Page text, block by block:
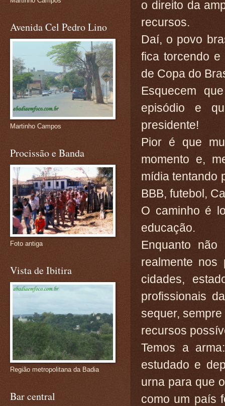
o direito da
recursos.
Daí, o povo
fica torcendo e
de Copa do
Esquecem
episódio e
presidente!
Pior é que
momento e,
mídia tentando
BBB, futebol,
O caminho é
educação.
Enquanto não
realmente nos
cidades,
profissionais
sequer,
recursos
Temos a
estudado e
urna para que
como um país
Avenida Cel Pedro Lino
Martinho Campos
Procissão e Banda
Foto antiga
Vista de Ibitira
Região metropolitana da Badia
Bar central